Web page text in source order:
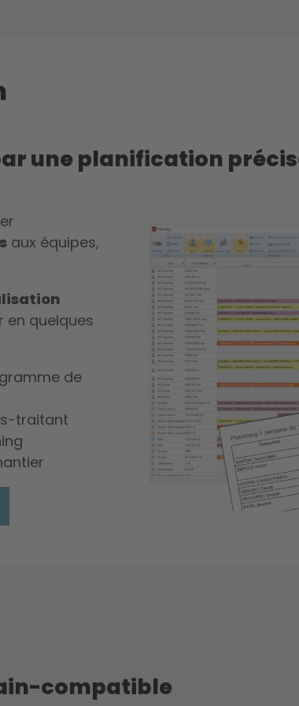
une planification
aux équipes,
en quelques
de
traitant
compatible